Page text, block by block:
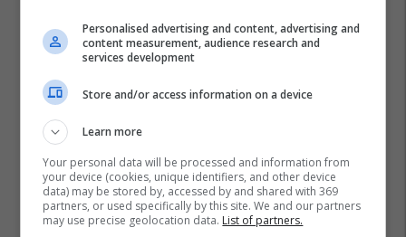
Personalised advertising and content, advertising and
content measurement, audience research and
services development
Store and/or access information on a device
Learn more
Your personal data will be processed and information from
your device (cookies, unique identifiers, and other device
data) may be stored by, accessed by and shared with 369
partners, or used specifically by this site. We and our partners
may use precise geolocation data. List of partners.